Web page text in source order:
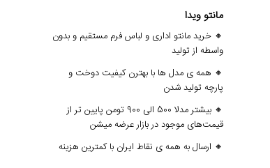
مانتو ویدا
🔸 خرید مانتو اداری و لباس فرم مستقیم و بدون
واسطه از تولید
🔸 همه ی مدل ها با بهترن کیفیت دوخت و
پارچه تولید شدن
🔸 بیشتر مدلا 500 الی 900 تومن پایین تر از
قیمت‌های موجود در بازار عرضه میشن
🔸 ارسال به همه ی نقاط ایران با کمترین هزینه